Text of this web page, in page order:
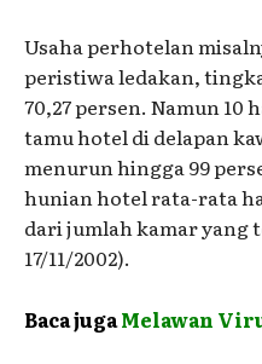
Usaha perhotelan
peristiwa ledakan,
70,27 persen. Namun 10
tamu hotel di delapan
menurun hingga 99
hunian hotel rata-rata
dari jumlah kamar yang
17/11/2002).
Baca jugaMelawan